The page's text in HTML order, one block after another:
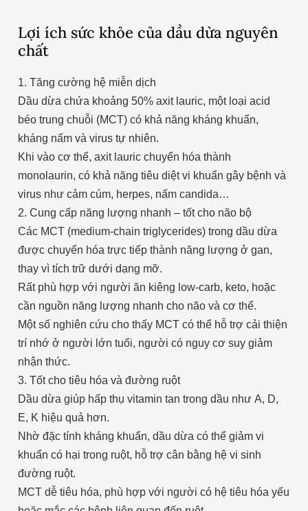
Lợi ích sức khỏe của dầu dừa nguyên
chất
1. Tăng cường hệ miễn dịch
Dầu dừa chứa khoảng 50% axit lauric, một loại acid
béo trung chuỗi (MCT) có khả năng kháng khuẩn,
kháng nấm và virus tự nhiên.
Khi vào cơ thể, axit lauric chuyển hóa thành
monolaurin, có khả năng tiêu diệt vi khuẩn gây bệnh và
virus như cảm cúm, herpes, nấm candida…
2. Cung cấp năng lượng nhanh – tốt cho não bộ
Các MCT (medium-chain triglycerides) trong dầu dừa
được chuyển hóa trực tiếp thành năng lượng ở gan,
thay vì tích trữ dưới dạng mỡ.
Rất phù hợp với người ăn kiêng low-carb, keto, hoặc
cần nguồn năng lượng nhanh cho não và cơ thể.
Một số nghiên cứu cho thấy MCT có thể hỗ trợ cải thiện
trí nhớ ở người lớn tuổi, người có nguy cơ suy giảm
nhận thức.
3. Tốt cho tiêu hóa và đường ruột
Dầu dừa giúp hấp thụ vitamin tan trong dầu như A, D,
E, K hiệu quả hơn.
Nhờ đặc tính kháng khuẩn, dầu dừa có thể giảm vi
khuẩn có hại trong ruột, hỗ trợ cân bằng hệ vi sinh
đường ruột.
MCT dễ tiêu hóa, phù hợp với người có hệ tiêu hóa yếu